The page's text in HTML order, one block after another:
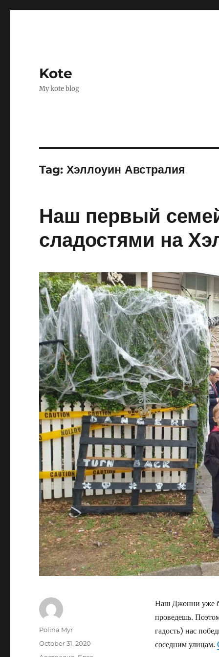
Kote
My kote blog
Tag:Хэллоуин Австралия
Наш первый
сладостями на
Наш Джонни уже
проведешь.
гадость) нас
соседним улицам.
Author
Polina Myr
Posted
on
October 31, 2020